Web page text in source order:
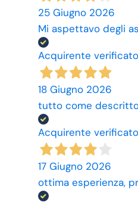
25 Giugno 2026
Mi aspettavo degli
Acquirente verificato
18 Giugno 2026
tutto come
Acquirente verificato
17 Giugno 2026
ottima esperienza,